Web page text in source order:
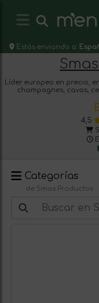
Estás enviando a:
Líder europeo en precio,
champagnes, cavas,
4,5
Categorías
de Smas Productos